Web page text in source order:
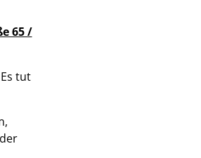
65 /
tut